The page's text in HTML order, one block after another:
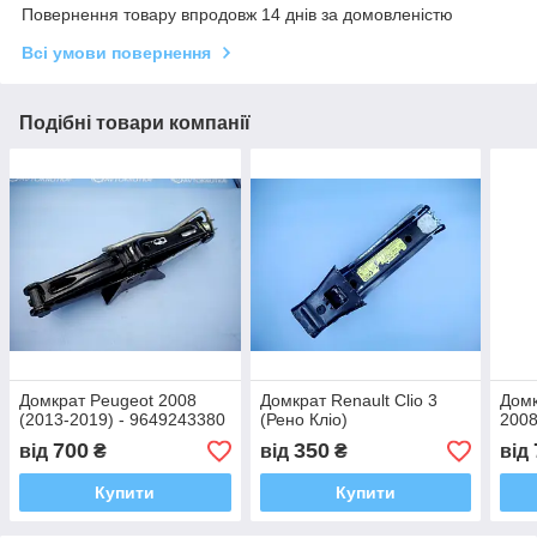
Повернення товару впродовж 14 днів за домовленістю
Всі умови повернення
Подібні товари компанії
Домкрат Peugeot 2008
(2013-2019) - 9649243380
від 700 ₴
Купити
Домкрат Renault Clio 3
(Рено Кліо)
від 350₴
Купити
від